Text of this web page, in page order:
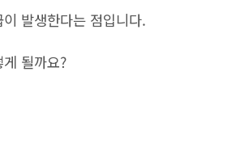
발생한다는 점입니다.
될까요?